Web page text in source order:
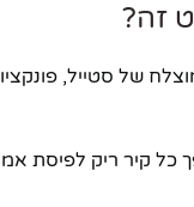
זה?
של סטייל,
כל קיר ריק לפיסת